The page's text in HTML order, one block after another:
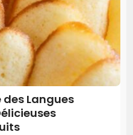
des Langues